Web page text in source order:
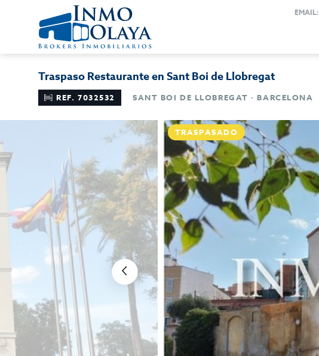
EMAIL:
Traspaso Restaurante en Sant Boi de Llobregat
REF. 7032532 SANT BOI DE LLOBREGAT · BARCELONA
TRASPASADO